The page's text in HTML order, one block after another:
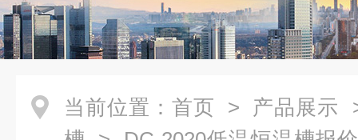
当前位置： 首页 > 产品展示